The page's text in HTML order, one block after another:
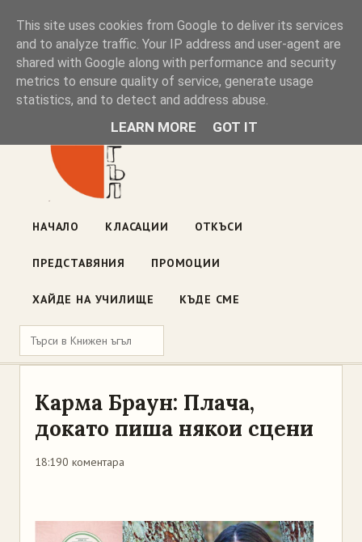
Книжен ъгъл
Блог на книжарницата — класации, откъси, нови книги
ул. „Оборище" 117, София· пон–пет 10:00–19:00 ·
НАЧАЛО КЛАСАЦИИ ОТКЪСИ
ПРЕДСТАВЯНИЯ ПРОМОЦИИ
ХАЙДЕ НА УЧИЛИЩЕ КЪДЕ СМЕ
Карма Браун: Плача,
докато пиша някои сцени
18:190 коментара
This site uses cookies from Google to deliver its services
and to analyze traffic. Your IP address and user-agent are
shared with Google along with performance and security
metrics to ensure quality of service, generate usage
statistics, and to detect and address abuse.
LEARN MORE GOT IT